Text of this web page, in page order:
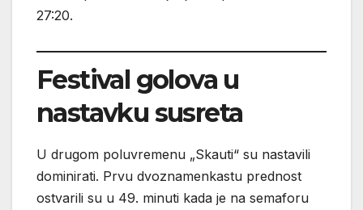
27:20.
Festival golova u
nastavku susreta
U drugom poluvremenu „Skauti“ su nastavili
dominirati. Prvu dvoznamenkastu prednost
ostvarili su u 49. minuti kada je na semaforu